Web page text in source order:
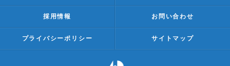
採用情報 お問い合わせ
プライバシーポリシー サイトマップ